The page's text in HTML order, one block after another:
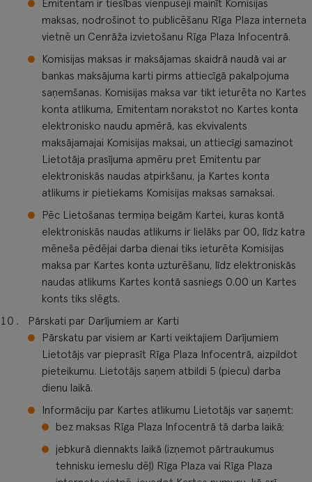
Emitentam ir tiesības vienpusēji mainīt Komisijas
maksas, nodrošinot to publicēšanu Rīga Plaza interneta
vietnē un Cenrāža izvietošanu Rīga Plaza Infocentrā.
Komisijas maksas ir maksājamas skaidrā naudā vai ar
bankas maksājuma karti pirms attiecīgā pakalpojuma
saņemšanas. Komisijas maksa var tikt ieturēta no Kartes
konta atlikuma, Emitentam norakstot no Kartes konta
elektronisko naudu apmērā, kas ekvivalents
maksājamajai Komisijas maksai, un attiecīgi samazinot
Lietotāja prasījuma apmēru pret Emitentu par
elektroniskās naudas atpirkšanu, ja Kartes konta
atlikums ir pietiekams Komisijas maksas samaksai.
Pēc Lietošanas termiņa beigām Kartei, kuras kontā
elektroniskās naudas atlikums ir lielāks par 00, līdz katra
mēneša pēdējai darba dienai tiks ieturēta Komisijas
maksa par Kartes konta uzturēšanu, līdz elektroniskās
naudas atlikums Kartes kontā sasniegs 0.00 un Kartes
konts tiks slēgts.
Pārskati par Darījumiem ar Karti
Pārskatu par visiem ar Karti veiktajiem Darījumiem
Lietotājs var pieprasīt Rīga Plaza Infocentrā, aizpildot
pieteikumu. Lietotājs saņem atbildi 5 (piecu) darba
dienu laikā.
Informāciju par Kartes atlikumu Lietotājs var saņemt:
bez maksas Rīga Plaza Infocentrā tā darba laikā;
jebkurā diennakts laikā (izņemot pārtraukumus
tehnisku iemeslu dēļ) Rīga Plaza vai Rīga Plaza